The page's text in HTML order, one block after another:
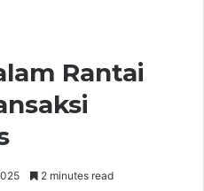
Rantai
2 minutes read